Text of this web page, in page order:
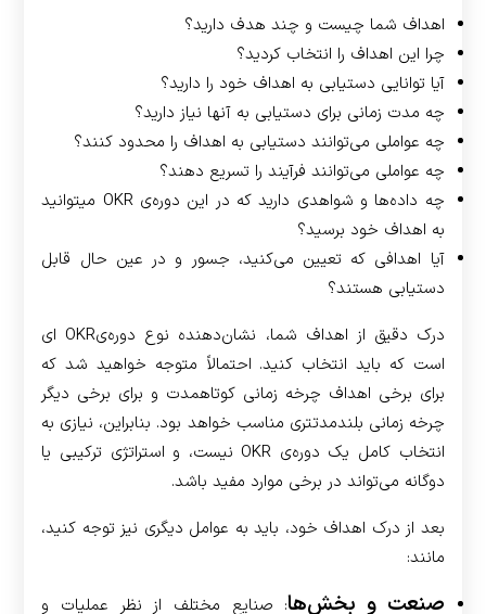
اهداف شما چیست و چند هدف دارید؟
چرا این اهداف را انتخاب کردید؟
آیا توانایی دستیابی به اهداف خود را دارید؟
چه مدت زمانی برای دستیابی به آنها نیاز دارید؟
چه عواملی می‌توانند دستیابی به اهداف را محدود کنند؟
چه عواملی می‌توانند فرآیند را تسریع دهند؟
چه داده‌ها و شواهدی دارید که در این دوره‌ی OKR می­توانید
به اهداف خود برسید؟
آیا اهدافی که تعیین می‌کنید، جسور و در عین حال قابل
دستیابی هستند؟
درک دقیق از اهداف شما، نشان‌دهنده نوع دوره‌ی­OKR ­­ای
است که باید انتخاب کنید. احتمالاً متوجه خواهید شد که
برای برخی اهداف چرخه زمانی کوتاه­مدت و برای برخی دیگر
چرخه زمانی بلندمدت­تری مناسب خواهد بود. بنابراین، نیازی به
انتخاب کامل یک دوره‌ی OKR نیست، و استراتژی ترکیبی یا
دوگانه می‌تواند در برخی موارد مفید باشد.
بعد از درک اهداف خود، باید به عوامل دیگری نیز توجه کنید،
مانند:
صنعت و بخش‌ها: صنایع مختلف از نظر عملیات و